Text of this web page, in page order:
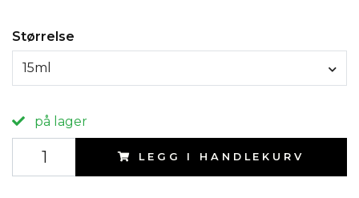
Størrelse
15ml
på lager
LEGG I HANDLEKURV